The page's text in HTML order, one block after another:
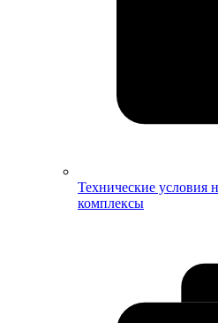
Технические условия
комплексы